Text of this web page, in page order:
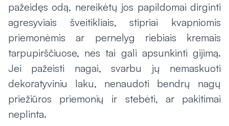
pažeidęs odą, nereikėtų jos papildomai dirginti
agresyviais šveitikliais, stipriai kvapniomis
priemonėmis ar pernelyg riebiais kremais
tarpupirščiuose, nes tai gali apsunkinti gijimą.
Jei pažeisti nagai, svarbu jų nemaskuoti
dekoratyviniu laku, nenaudoti bendrų nagų
priežiūros priemonių ir stebėti, ar pakitimai
neplinta.